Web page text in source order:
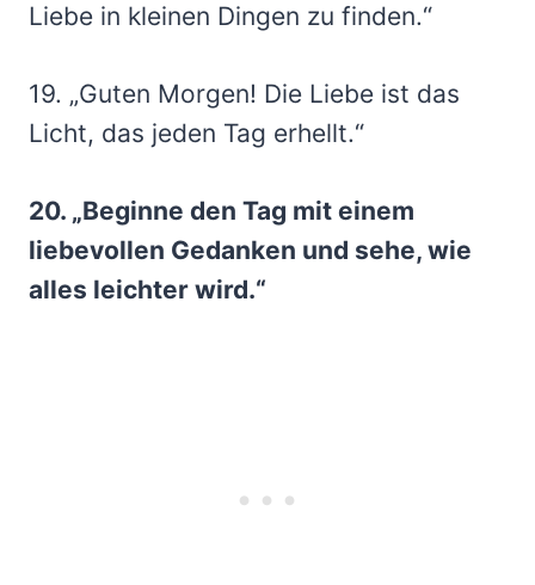
Liebe in kleinen Dingen zu finden.“
19. „Guten Morgen! Die Liebe ist das
Licht, das jeden Tag erhellt.“
20. „Beginne den Tag mit einem
liebevollen Gedanken und sehe, wie
alles leichter wird.“